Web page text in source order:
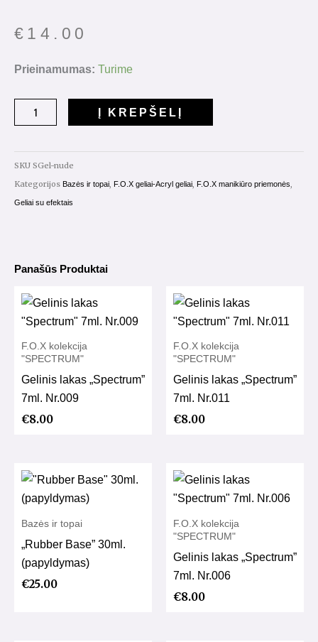
€ 14.00
Prieinamumas: Turime
produkto
Gel
(skystas
gelis)
15ml.
Į KREPŠELĮ
SKU SGel-nude
Kategorijos Bazės ir topai F.O.X geliai-Acryl geliai F.O.X manikiūro priemonės
Geliai su efektais
Panašūs Produktai
F.O.X kolekcija
"SPECTRUM"
Gelinis lakas „Spectrum”
7ml. Nr.009
€8.00
F.O.X kolekcija
"SPECTRUM"
Gelinis lakas „Spectrum”
7ml. Nr.011
€8.00
Bazės ir topai
„Rubber Base” 30ml.
(papyldymas)
€25.00
F.O.X kolekcija
"SPECTRUM"
Gelinis lakas „Spectrum”
7ml. Nr.006
€8.00